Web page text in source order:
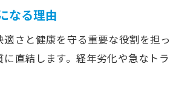
空調設備のトラ
空調設備の性能
なる理由
さと健康を守る重要な役割を
直結します。経年劣化や急な